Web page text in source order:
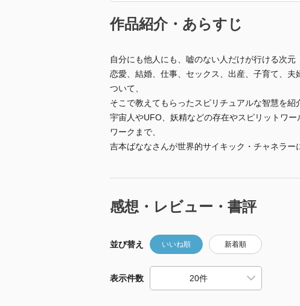
作品紹介・あらすじ
自分にも他人にも、嘘のない人だけが行ける次元
恋愛、結婚、仕事、セックス、出産、子育て、
ついて、
そこで教えてもらったスピリチュアルな智慧を紹
宇宙人やUFO、妖精などの存在やスピリットワ
ワークまで、
吉本ばななさんが世界的サイキック・チャネラー
感想・レビュー・書評
並び替え いいね順 新着順
表示件数